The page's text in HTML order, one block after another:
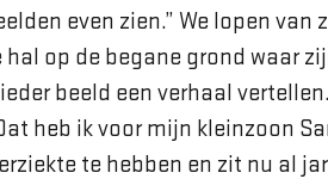
even zien.” We lopen van
op de begane grond waar
beeld een verhaal
heb ik voor mijn kleinzoon
te hebben en zit nu al